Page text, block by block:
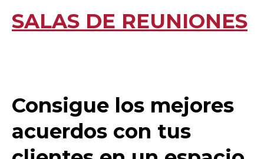
SALAS DE REUNIONES
Consigue los mejores
acuerdos con tus